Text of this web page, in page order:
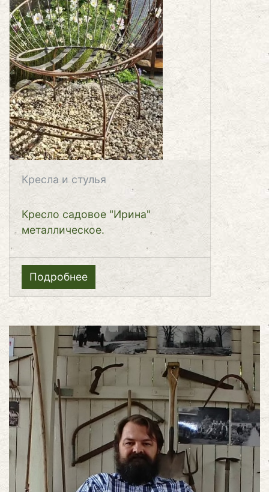
Кресла и стулья
Кресло садовое "Ирина"
металлическое.
Подробнее